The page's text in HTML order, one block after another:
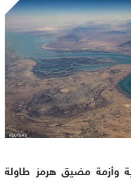
وأزمة مضيق هرمز طاولة